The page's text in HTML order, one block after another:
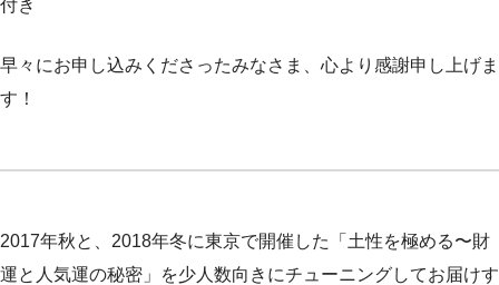
付き
早々にお申し込みくださったみなさま、心より感謝申し上げま
す！
2017年秋と、2018年冬に東京で開催した「土性を極める〜財
運と人気運の秘密」を少人数向きにチューニングしてお届けす